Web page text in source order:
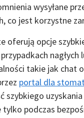
wysyłane
co jest korzystne
oferują opcje
takie jak chat
portal dla
szybkiego
podczas